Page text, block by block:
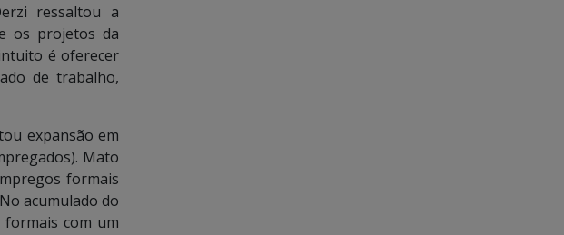
ressaltou a
os projetos da
é oferecer
de trabalho,
expansão em
Mato
formais
acumulado do
com um